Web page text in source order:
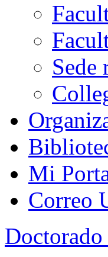
Mi
Correo